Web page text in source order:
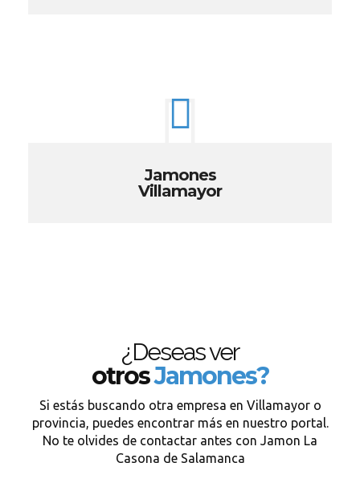
Jamones
Villamayor
¿Deseas ver
otrosJamones?
Si estás buscando otra empresa en Villamayor o
provincia, puedes encontrar más en nuestro portal.
No te olvides de contactar antes con Jamon La
Casona de Salamanca